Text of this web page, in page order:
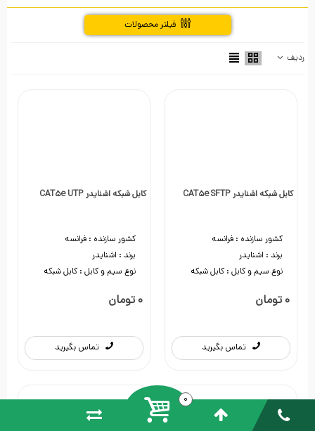
فیلتر محصولات
ردیف
کابل شبکه اشنایدر CAT5e SFTP
کشور سازنده : فرانسه
برند : اشنایدر
نوع سیم و کابل : کابل شبکه
0 تومان
تماس بگیرید
کابل شبکه اشنایدر CAT5e UTP
کشور سازنده : فرانسه
برند : اشنایدر
نوع سیم و کابل : کابل شبکه
0 تومان
تماس بگیرید
0